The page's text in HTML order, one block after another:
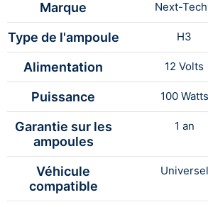
Marque Next-
Type de l'ampoule H3
Alimentation 12 Volts
Puissance 100 Watts
Garantie sur les
ampoules
1 an
Véhicule
compatible
Universel